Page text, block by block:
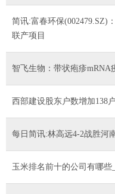
简讯:富春环保(002479.SZ)
联产项目
智飞生物：带状疱疹mRNA
西部建设股东户数增加138
每日简讯:林高远4-2战胜河
玉米排名前十的公司有哪些